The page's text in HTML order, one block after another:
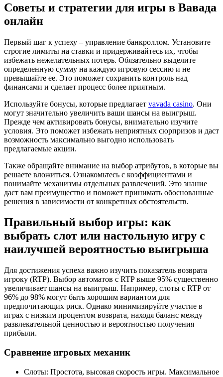
Советы и стратегии для игры в Вавада
онлайн
Первый шаг к успеху – управление банкроллом. Установите
строгие лимиты на ставки и придерживайтесь их, чтобы
избежать нежелательных потерь. Обязательно выделите
определенную сумму на каждую игровую сессию и не
превышайте ее. Это поможет сохранить контроль над
финансами и сделает процесс более приятным.
Используйте бонусы, которые предлагает vavada casino. Они
могут значительно увеличить ваши шансы на выигрыш.
Прежде чем активировать бонусы, внимательно изучите
условия. Это поможет избежать неприятных сюрпризов и даст
возможность максимально выгодно использовать
предлагаемые акции.
Также обращайте внимание на выбор атрибутов, в которые вы
решаете вложиться. Ознакомьтесь с коэффициентами и
понимайте механизмы отдельных развлечений. Это знание
даст вам преимущество и поможет принимать обоснованные
решения в зависимости от конкретных обстоятельств.
Правильный выбор игры: как
выбрать слот или настольную игру с
наилучшей вероятностью выигрыша
Для достижения успеха важно изучить показатель возврата
игроку (RTP). Выбор автоматов с RTP выше 95% существенно
увеличивает шансы на выигрыш. Например, слоты с RTP от
96% до 98% могут быть хорошим вариантом для
предпочитающих риск. Однако минимизируйте участие в
играх с низким процентом возврата, находя баланс между
развлекательной ценностью и вероятностью получения
прибыли.
Сравнение игровых механик
Слоты: Простота, высокая скорость игры. Максимальное